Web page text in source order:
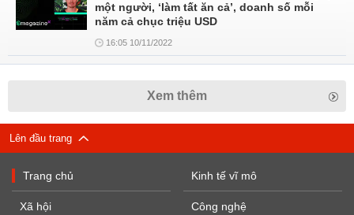
một người, ‘làm tất ăn cả’, doanh số mỗi
năm cả chục triệu USD
16:05 10/11/2022
Xem thêm
Lên đầu trang
Trang chủ
Xã hội
Kinh tế vĩ mô
Công nghệ